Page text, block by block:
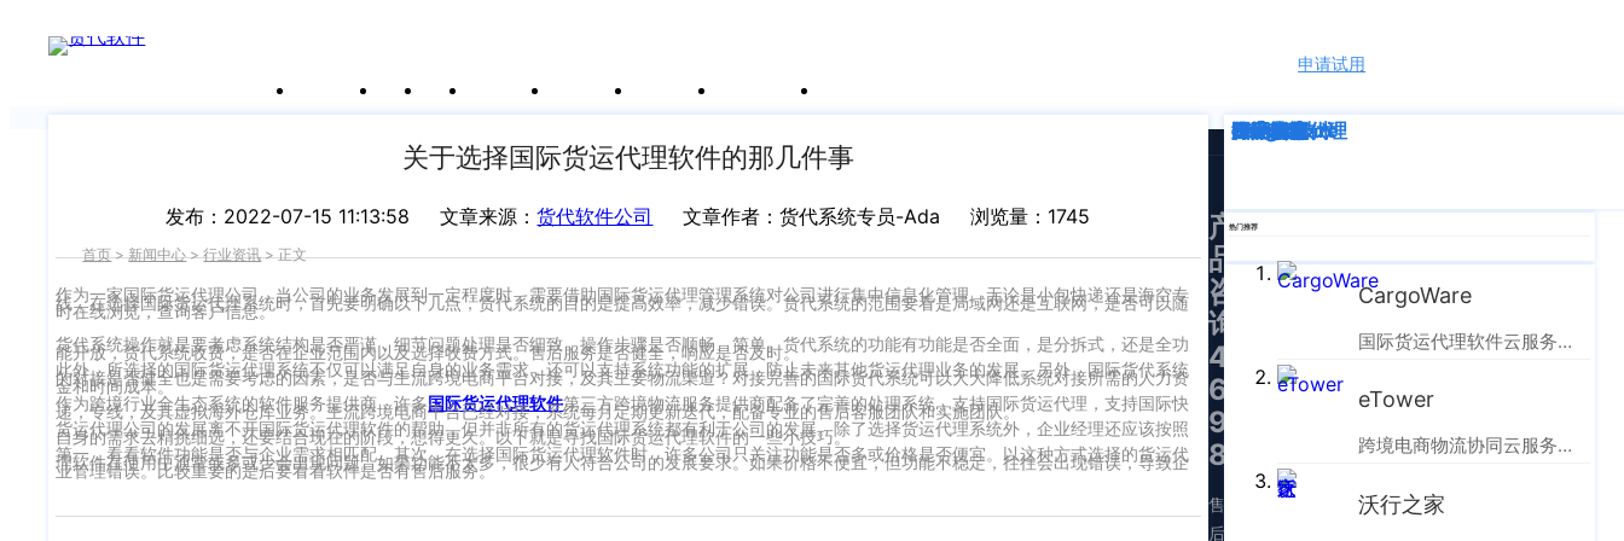
关于沃行 产品 价格 客户案例 新闻资讯 支持中心 运价与货盘
申请试用
申请试用
产
关于选择国际货运代理软件的那几件事
发布：2022-07-15 11:13:58 文章来源：货代软件公司 文章作者：货代系统专员-Ada 浏览量：1745
首页>新闻中心>行业资讯>正文
作为一家国际货运代理公司，当公司的业务发展到一定程度时，需要借助国际货运代理管理系统对公司进行集中信息化管理。无论是小包快递还是海空专
线，在选择国际货运代理系统时，首先要明确以下几点，货代系统的目的是提高效率，减少错误。货代系统的范围要看是局域网还是互联网，是否可以随
时在线浏览，查询客户信息。
货代系统操作就是要考虑系统结构是否严谨，细节问题处理是否细致，操作步骤是否顺畅、简单。货代系统的功能有功能是否全面，是分拆式，还是全功
能开放，货代系统收费，是否在企业范围内以及选择收费方式。售后服务是否健全，响应是否及时。
此外，所选择的国际货运代理系统不仅可以满足自身的业务需求，还可以支持系统功能的扩展，防止未来其他货运代理业务的发展。另外，国际货代系统
的对接是否健全也是需要考虑的因素，是否与主流跨境电商平台对接，及其主要物流渠道？对接完善的国际货代系统可以大大降低系统对接所需的人力资
金和时间成本。
作为跨境行业全生态系统的软件服务提供商，许多国际货运代理软件第三方跨境物流服务提供商配备了完善的处理系统，支持国际货运代理，支持国际快
递，专线，及其虚拟海外仓库业务。主流跨境电商平台已经对接，系统每月定期更新迭代，配备专业的售后客服团队和实施团队。
货运代理公司的发展离不开国际货运代理软件的帮助，但并非所有的货运代理系统都有利于公司的发展。除了选择货运代理系统外，企业经理还应该按照
自身的需求去精挑细选，还要结合现在的阶段，想得更久。以下就是寻找国际货运代理软件的一些小技巧。
第一，看看软件功能是否与企业需求相匹配。其次，在选择国际货运代理软件时，许多公司只关注功能是否多或价格是否便宜。以这种方式选择的货运代
理软件在使用中通常或多或少会出现问题。如果功能不太多，很少有人符合公司的发展要求。如果价格不便宜，但功能不稳定，往往会出现错误，导致企
业管理错误。比较重要的是后要看看软件是否有售后服务。
深度解析
企业动态
行业资讯
eTower
CargoWare
跨境电商
国际货运代理
SaaS云技术
国际物流
热门推荐
CargoWare
国际货运代理软件云服务平台
eTower
跨境电商物流协同云服务平台
沃行之家
产
品
咨
询：
400-
665-
9211（转
830）
售
后